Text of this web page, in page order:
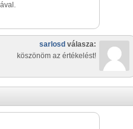
sarlosd válasza:
köszönöm az értékelést!